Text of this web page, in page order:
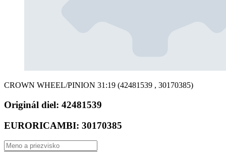
CROWN WHEEL/PINION 31:19 (42481539 , 30170385)
Originál diel: 42481539
EURORICAMBI: 30170385